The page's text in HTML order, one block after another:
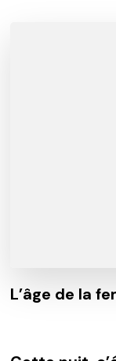
L’âge de la